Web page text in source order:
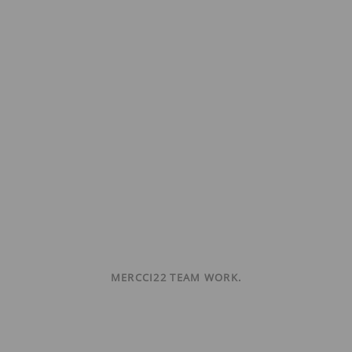
MERCCI22 TEAM WORK.